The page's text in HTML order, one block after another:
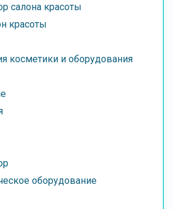
салона красоты
красоты
косметики и оборудования
оборудование